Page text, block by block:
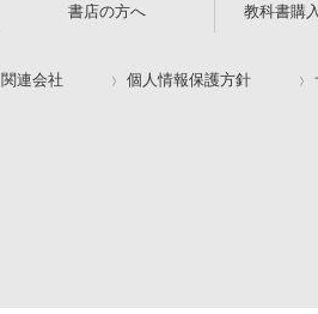
書店の方へ 教科書購
関連会社 個人情報保護方針